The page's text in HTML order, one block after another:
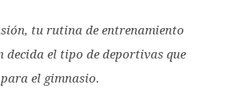
tu rutina de entrenamiento
decida el tipo de deportivas que
el gimnasio.